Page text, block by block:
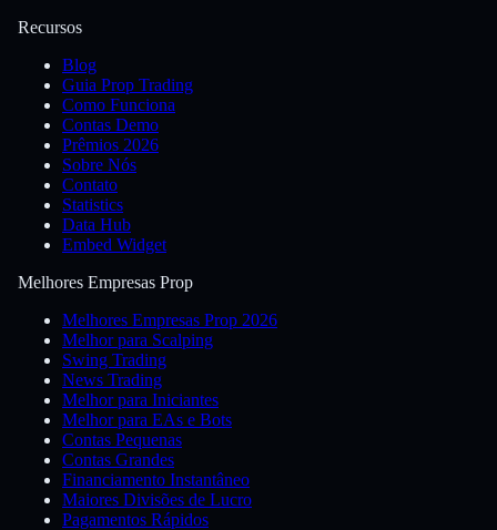
Recursos
Blog
Guia Prop Trading
Como Funciona
Contas Demo
Prêmios 2026
Sobre Nós
Contato
Statistics
Data Hub
Embed Widget
Melhores Empresas Prop
Melhores Empresas Prop 2026
Melhor para Scalping
Swing Trading
News Trading
Melhor para Iniciantes
Melhor para EAs e Bots
Contas Pequenas
Contas Grandes
Financiamento Instantâneo
Maiores Divisões de Lucro
Pagamentos Rápidos